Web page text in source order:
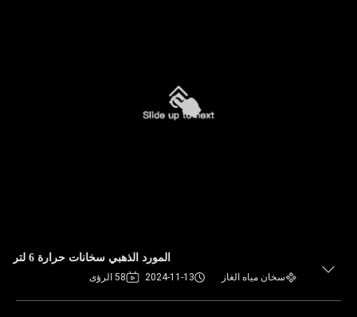
المورد الذهبي سخانات حرارة 6 لتر
سخان مياه الغاز 2024-11-13 58 الرؤى